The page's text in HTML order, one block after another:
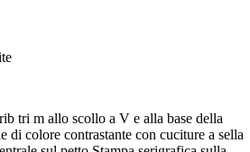
tri m allo scollo a V e alla base della
di colore contrastante con cuciture a sella